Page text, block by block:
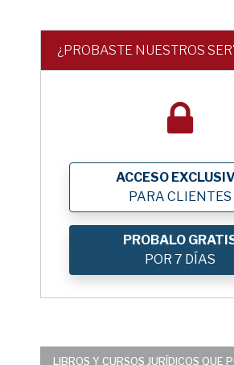
¿PROBASTE NUESTROS
ACCESO
PARA CLIENTES
PROBALO
POR 7 DÍAS
LIBROS Y CURSOS JURÍDICOS QUE